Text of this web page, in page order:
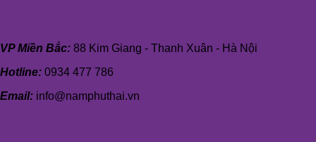
VP Miền Bắc: 88 Kim Giang - Thanh Xuân - Hà Nội
Hotline: 0934 477 786
Email: info@namphuthai.vn